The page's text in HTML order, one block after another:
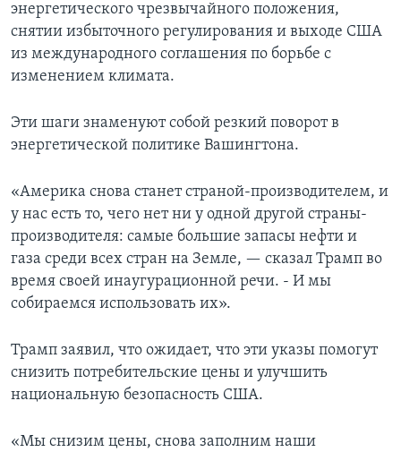
энергетического чрезвычайного положения,
снятии избыточного регулирования и выходе США
из международного соглашения по борьбе с
изменением климата.
Эти шаги знаменуют собой резкий поворот в
энергетической политике Вашингтона.
«Америка снова станет страной-производителем, и
у нас есть то, чего нет ни у одной другой страны-
производителя: самые большие запасы нефти и
газа среди всех стран на Земле, — сказал Трамп во
время своей инаугурационной речи. - И мы
собираемся использовать их».
Трамп заявил, что ожидает, что эти указы помогут
снизить потребительские цены и улучшить
национальную безопасность США.
«Мы снизим цены, снова заполним наши